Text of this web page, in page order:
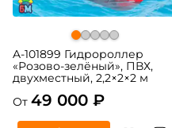
A-101899 Гидророллер
«Розово-зелёный», ПВХ,
двухместный, 2,2×2×2 м
От 49 000 ₽